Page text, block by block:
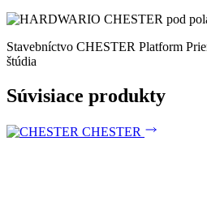
Stavebníctvo CHESTER Platform
štúdia
Súvisiace produkty
CHESTER